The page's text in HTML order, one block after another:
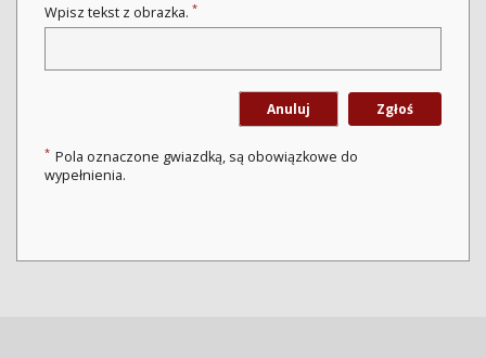
Wpisz tekst z obrazka. *
Anuluj Zgłoś
* Pola oznaczone gwiazdką, są obowiązkowe do
wypełnienia.